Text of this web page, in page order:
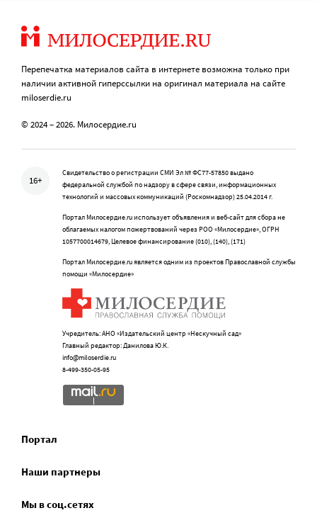
Перепечатка материалов сайта в интернете возможна только при
наличии активной гиперссылки на оригинал материала на сайте
miloserdie.ru
© 2024 – 2026. Милосердие.ru
16+
Свидетельство о регистрации СМИ Эл № ФС77-57850 выдано
федеральной службой по надзору в сфере связи, информационных
технологий и массовых коммуникаций (Роскомнадзор) 25.04.2014 г.
Портал Милосердие.ru использует объявления и веб-сайт для сбора не
облагаемых налогом пожертвований через РОО «Милосердие», ОГРН
1057700014679, Целевое финансирование (010), (140), (171)
Портал Милосердие.ru является одним из проектов Православной службы
помощи «Милосердие»
Учредитель: АНО «Издательский центр «Нескучный сад»
Главный редактор: Данилова Ю.К.
info@miloserdie.ru
8-499-350-05-95
Портал
Наши партнеры
Мы в соц.сетях